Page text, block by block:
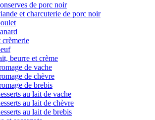
de porc noir
et charcuterie de porc noir
beurre et crème
de vache
de chèvre
de brebis
au lait de vache
au lait de chèvre
au lait de brebis